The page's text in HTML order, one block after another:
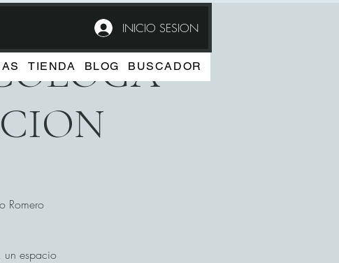
Romero
un espacio
TIENDA BLOG BUSCADOR
INICIO SESION